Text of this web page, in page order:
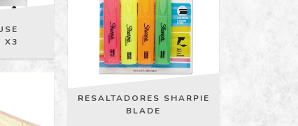
X3
RESALTADORES SHARPIE
BLADE